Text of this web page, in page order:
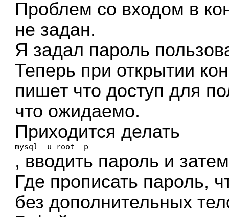
Проблем со входом в
не задан.
Я задал пароль
Теперь при открытии
пишет что доступ для
что ожидаемо.
Приходится делать
mysql -u root -p
, вводить пароль и
Где прописать пароль,
без дополнительных